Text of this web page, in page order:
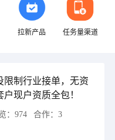
拉新产品 任务量渠道
限制行业接单，无资
现户资质全包！
： 974 合作： 3